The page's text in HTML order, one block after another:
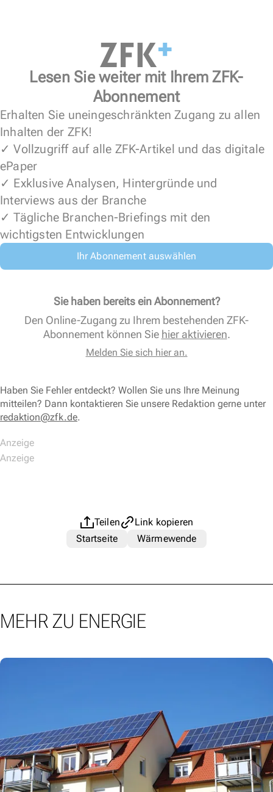
Lesen Sie weiter mit Ihrem ZFK-
Abonnement
Erhalten Sie uneingeschränkten Zugang zu allen
Inhalten der ZFK!
✓ Vollzugriff auf alle ZFK-Artikel und das digitale
ePaper
✓ Exklusive Analysen, Hintergründe und
Interviews aus der Branche
✓ Tägliche Branchen-Briefings mit den
wichtigsten Entwicklungen
Ihr Abonnement auswählen
Sie haben bereits ein Abonnement?
Den Online-Zugang zu Ihrem bestehenden ZFK-
Abonnement können Sie hier aktivieren.
Melden Sie sich hier an.
Haben Sie Fehler entdeckt? Wollen Sie uns Ihre Meinung
mitteilen? Dann kontaktieren Sie unsere Redaktion gerne unter
redaktion@zfk.de.
Teilen
Link kopieren
Startseite
Wärmewende
MEHR ZU ENERGIE